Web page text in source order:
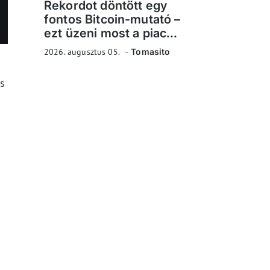
Rekordot döntött egy
fontos Bitcoin-mutató –
ezt üzeni most a piac...
2026. augusztus 05. Tomasito